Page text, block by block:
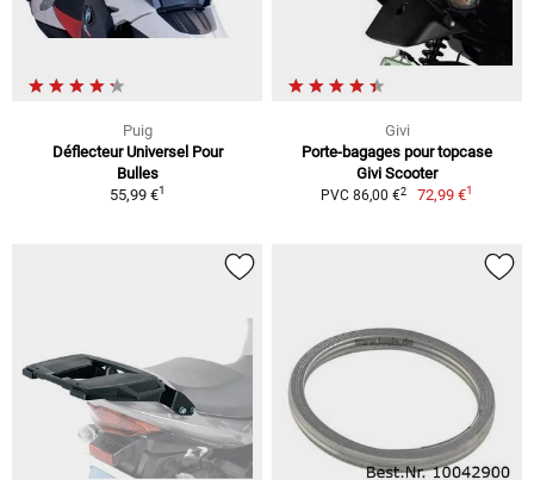
Puig
Déflecteur Universel Pour
Bulles
55,99 €1
Givi
Porte-bagages pour topcase
Givi Scooter
PVC 86,00 €2 72,99 €1